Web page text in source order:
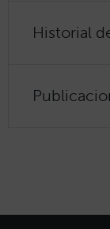
Historial